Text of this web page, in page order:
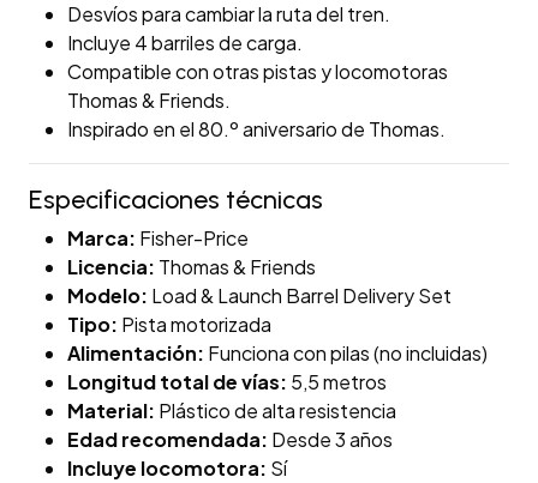
Desvíos para cambiar la ruta del tren.
Incluye 4 barriles de carga.
Compatible con otras pistas y locomotoras
Thomas & Friends.
Inspirado en el 80.º aniversario de Thomas.
Especificaciones técnicas
Marca: Fisher-Price
Licencia: Thomas & Friends
Modelo: Load & Launch Barrel Delivery Set
Tipo: Pista motorizada
Alimentación: Funciona con pilas (no incluidas)
Longitud total de vías: 5,5 metros
Material: Plástico de alta resistencia
Edad recomendada: Desde 3 años
Incluye locomotora: Sí